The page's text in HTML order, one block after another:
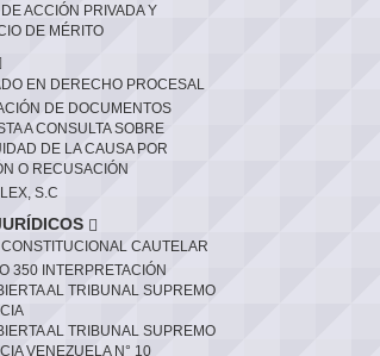
ACCIÓN PRIVADA Y
DE MÉRITO
EN DERECHO PROCESAL
DE DOCUMENTOS
A CONSULTA SOBRE
DE LA CAUSA POR
O RECUSACIÓN
S.C
CAUTELAR
350 INTERPRETACIÓN
AL TRIBUNAL SUPREMO
AL TRIBUNAL SUPREMO
VENEZUELA N° 10